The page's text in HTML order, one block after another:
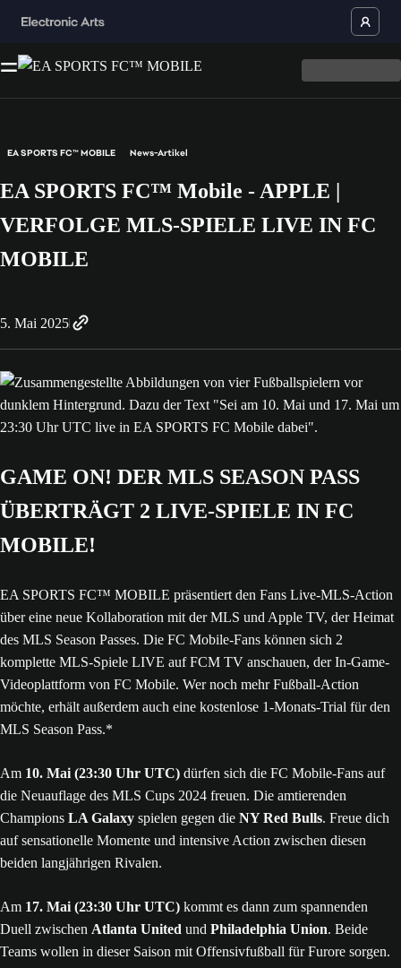
EA SPORTS FC™ MOBILE News-Artikel
EA SPORTS FC™ Mobile - APPLE |
VERFOLGE MLS-SPIELE LIVE IN FC
MOBILE
5. Mai 2025
GAME ON! DER MLS SEASON PASS
ÜBERTRÄGT 2 LIVE-SPIELE IN FC
MOBILE!
EA SPORTS FC™ MOBILE präsentiert den Fans Live-MLS-Action
über eine neue Kollaboration mit der MLS und Apple TV, der Heimat
des MLS Season Passes. Die FC Mobile-Fans können sich 2
komplette MLS-Spiele LIVE auf FCM TV anschauen, der In-Game-
Videoplattform von FC Mobile. Wer noch mehr Fußball-Action
möchte, erhält außerdem auch eine kostenlose 1-Monats-Trial für den
MLS Season Pass.*
Am 10. Mai (23:30 Uhr UTC) dürfen sich die FC Mobile-Fans auf
die Neuauflage des MLS Cups 2024 freuen. Die amtierenden
Champions LA Galaxy spielen gegen die NY Red Bulls. Freue dich
auf sensationelle Momente und intensive Action zwischen diesen
beiden langjährigen Rivalen.
Am 17. Mai (23:30 Uhr UTC) kommt es dann zum spannenden
Duell zwischen Atlanta United und Philadelphia Union. Beide
Teams wollen in dieser Saison mit Offensivfußball für Furore sorgen.